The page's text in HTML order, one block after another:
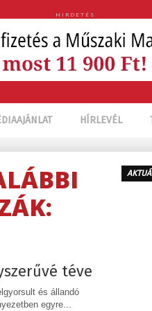
HIRDETÉS
HÍRLEVÉL
téve
és állandó
egyre...